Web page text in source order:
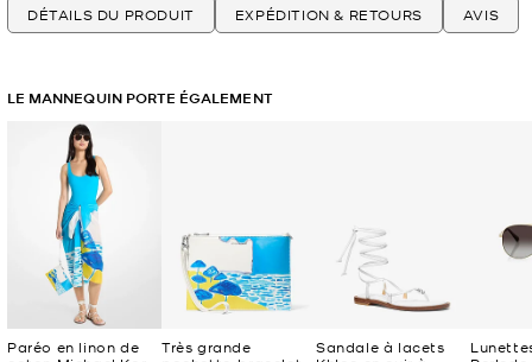
DÉTAILS DU PRODUIT EXPÉDITION & RETOURS AVIS
LE MANNEQUIN PORTE ÉGALEMENT
Paréo en linon de
Très grande
Sandale à lacets